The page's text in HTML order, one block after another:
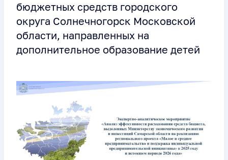
бюджетных средств городского
округа Солнечногорск Московской
области, направленных на
дополнительное образование детей